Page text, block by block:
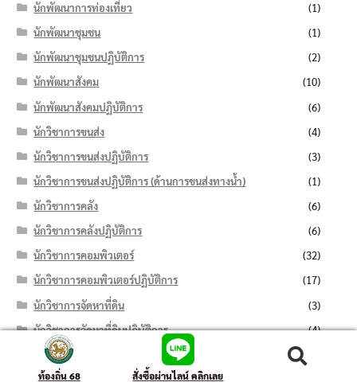
นักพัฒนาการท่องเที่ยว
(1)
นักพัฒนาชุมชน
(1)
นักพัฒนาชุมชนปฏิบัติการ
(2)
นักพัฒนาสังคม
(10)
นักพัฒนาสังคมปฏิบัติการ
(6)
นักวิชาการขนส่ง
(4)
นักวิชาการขนส่งปฏิบัติการ
(3)
นักวิชาการขนส่งปฏิบัติการ (ด้านการขนส่งทางน้ำ)
(1)
นักวิชาการคลัง
(6)
นักวิชาการคลังปฏิบัติการ
(6)
นักวิชาการคอมพิวเตอร์
(32)
นักวิชาการคอมพิวเตอร์ปฏิบัติการ
(17)
นักวิชาการจัดหาที่ดิน
(3)
นักวิชาการจัดหาที่ดินปฏิบัติการ
(4)
นักวิชาการจัดเก็บรายได้
นักวิชาการจัดเก็บรายได้ปฏิบัติการ
ท้องถิ่น 68 สั่งซื้อผ่านไลน์ คลิกเลย